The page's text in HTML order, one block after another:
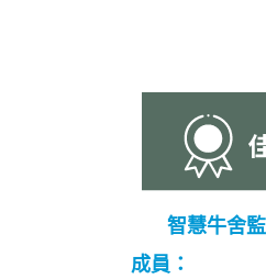
智慧牛舍
成員：